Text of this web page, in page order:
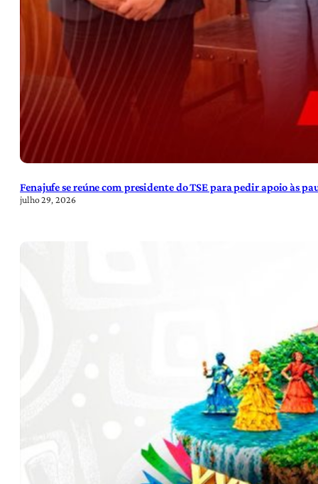
Fenajufe se reúne com presidente do TSE para pedir apoio às
julho 29, 2026